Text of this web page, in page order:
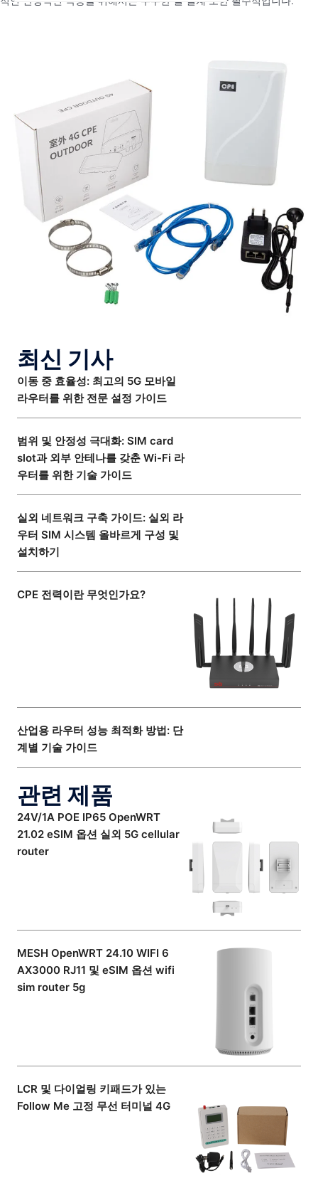
최신 기사
이동 중 효율성: 최고의 5G 모바일
라우터를 위한 전문 설정 가이드
범위 및 안정성 극대화: SIM card
slot과 외부 안테나를 갖춘 Wi-Fi 라
우터를 위한 기술 가이드
실외 네트워크 구축 가이드: 실외 라
우터 SIM 시스템 올바르게 구성 및
설치하기
CPE 전력이란 무엇인가요?
산업용 라우터 성능 최적화 방법: 단
계별 기술 가이드
관련 제품
24V/1A POE IP65 OpenWRT
21.02 eSIM 옵션 실외 5G cellular
router
MESH OpenWRT 24.10 WIFI 6
AX3000 RJ11 및 eSIM 옵션 wifi
sim router 5g
LCR 및 다이얼링 키패드가 있는
Follow Me 고정 무선 터미널 4G